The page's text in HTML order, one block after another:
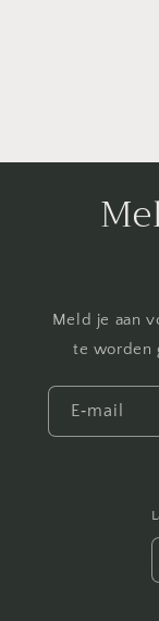
Meld je aan
te worden
E‑mail